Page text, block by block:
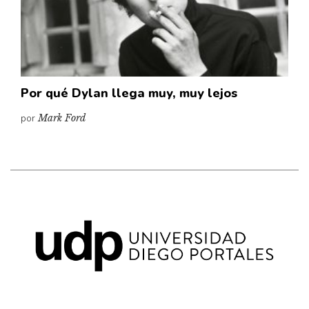
Pensamiento ilustrado
Personaje
Personajes secundarios
Política
Relecturas
Sociedad
Vidas paralelas
Por qué Dylan llega muy, muy lejos
porMark Ford